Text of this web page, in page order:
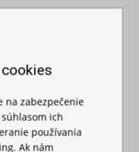
na zabezpečenie
ich
používania
Ak nám